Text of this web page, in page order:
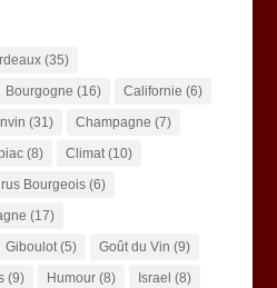
(35)
Bourgogne (16) Californie (6)
(31) Champagne (7)
(8) Climat(10)
Bourgeois(6)
(17)
Giboulot(5) Goût du Vin (9)
(9) Humour(8) Israel (8)